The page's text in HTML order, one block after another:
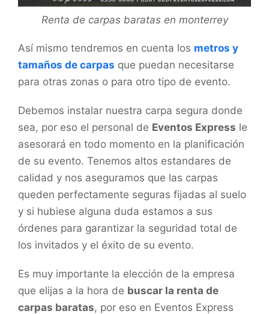
Renta de carpas baratas en monterrey
Así mismo tendremos en cuenta los metros y
tamaños de carpas que puedan necesitarse
para otras zonas o para otro tipo de evento.
Debemos instalar nuestra carpa segura donde
sea, por eso el personal de Eventos Express le
asesorará en todo momento en la planificación
de su evento. Tenemos altos estandares de
calidad y nos aseguramos que las carpas
queden perfectamente seguras fijadas al suelo
y si hubiese alguna duda estamos a sus
órdenes para garantizar la seguridad total de
los invitados y el éxito de su evento.
Es muy importante la elección de la empresa
que elijas a la hora de buscar la renta de
carpas baratas, por eso en Eventos Express